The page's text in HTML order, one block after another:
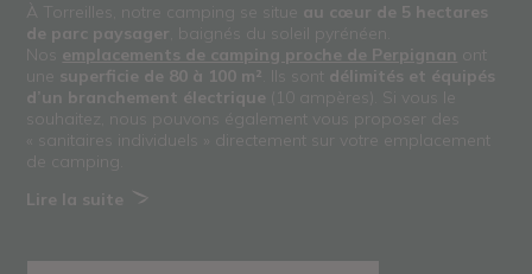
À Torreilles, notre camping se situe au cœur de 5 hectares
de parc paysager , baignés du soleil pyrénéen.
Nos emplacements de camping proche de Perpignan
ont
une superficie de 80 à 100 m² . Ils sont délimités et équipés
d’un branchement électrique (10 ampères). Si vous le
souhaitez, nous pouvons également vous proposer des
« sanitaires individuels » directement sur votre emplacement
de camping.
Lire la suite